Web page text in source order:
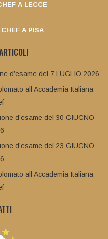
A LECCE
A PISA
d’esame del 7 LUGLIO 2026
all’Accademia Italiana
d’esame del 30 GIUGNO
d’esame del 23 GIUGNO
all’Accademia Italiana